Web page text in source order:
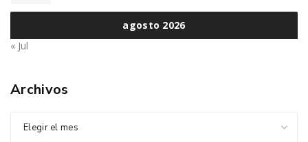
agosto 2026
« Jul
Archivos
Elegir el mes